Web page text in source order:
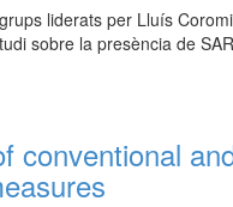
liderats per Lluís
sobre la presència de
conventional